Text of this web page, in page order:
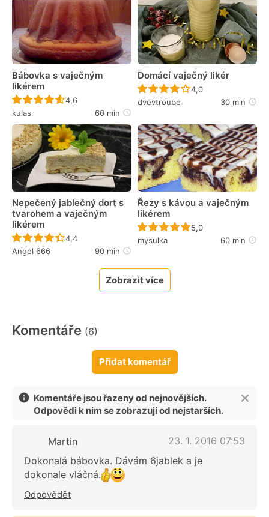
Bábovka s vaječným
likérem
Recept ještě nebyl hodnocen
4,6
kulas
60 min
Domácí vaječný likér
Recept ještě nebyl
4,0
dvevtroube
30 min
Nepečený jablečný dort s
tvarohem a vaječným
likérem
Recept ještě nebyl hodnocen
4,4
Angel 666
90 min
Řezy s kávou a vaječným
likérem
Recept ještě nebyl
5,0
mysulka
60 min
Zobrazit více
Komentáře (6)
Přidat komentář
Komentáře jsou řazeny od nejnovějších.
Odpovědi k nim se zobrazují od nejstarších.
Martin
23. 1. 2016 07:53
Dokonalá bábovka. Dávám 6jablek a je
dokonale vláčná.
Odpovědět